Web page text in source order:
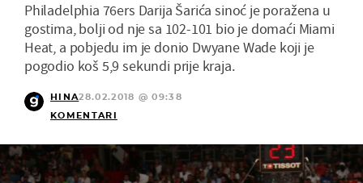
Philadelphia 76ers Darija Šarića sinoć je poražena u
gostima, bolji od nje sa 102-101 bio je domaći Miami
Heat, a pobjedu im je donio Dwyane Wade koji je
pogodio koš 5,9 sekundi prije kraja.
HINA28.02.2018 @ 09:38
KOMENTARI